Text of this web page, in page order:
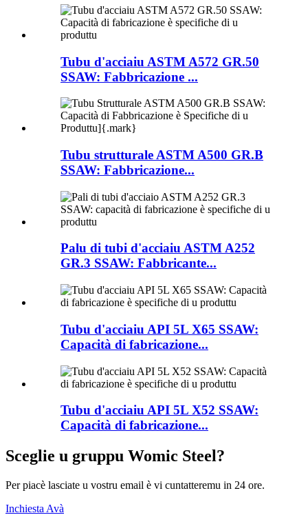
Tubu d'acciaiu ASTM A572 GR.50
SSAW: Fabbricazione ...
Tubu strutturale ASTM A500 GR.B
SSAW: Fabbricazione...
Palu di tubi d'acciaiu ASTM A252
GR.3 SSAW: Fabbricante...
Tubu d'acciaiu API 5L X65 SSAW:
Capacità di fabricazione...
Tubu d'acciaiu API 5L X52 SSAW:
Capacità di fabricazione...
Sceglie u gruppu Womic Steel?
Per piacè lasciate u vostru email è vi cuntatteremu in 24 ore.
Inchiesta Avà